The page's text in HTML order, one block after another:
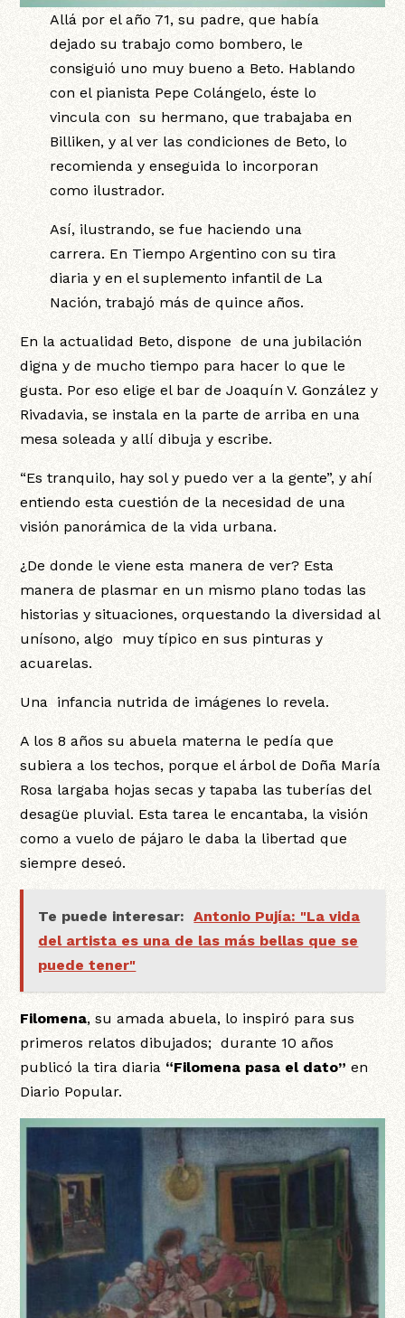
Allá por el año 71, su padre, que había
dejado su trabajo como bombero, le
consiguió uno muy bueno a Beto. Hablando
con el pianista Pepe Colángelo, éste lo
vincula con su hermano, que trabajaba en
Billiken, y al ver las condiciones de Beto, lo
recomienda y enseguida lo incorporan
como ilustrador.
Así, ilustrando, se fue haciendo una
carrera. En Tiempo Argentino con su tira
diaria y en el suplemento infantil de La
Nación, trabajó más de quince años.
En la actualidad Beto, dispone de una jubilación
digna y de mucho tiempo para hacer lo que le
gusta. Por eso elige el bar de Joaquín V. González y
Rivadavia, se instala en la parte de arriba en una
mesa soleada y allí dibuja y escribe.
“Es tranquilo, hay sol y puedo ver a la gente”, y ahí
entiendo esta cuestión de la necesidad de una
visión panorámica de la vida urbana.
¿De donde le viene esta manera de ver? Esta
manera de plasmar en un mismo plano todas las
historias y situaciones, orquestando la diversidad al
unísono, algo muy típico en sus pinturas y
acuarelas.
Una infancia nutrida de imágenes lo revela.
A los 8 años su abuela materna le pedía que
subiera a los techos, porque el árbol de Doña María
Rosa largaba hojas secas y tapaba las tuberías del
desagüe pluvial. Esta tarea le encantaba, la visión
como a vuelo de pájaro le daba la libertad que
siempre deseó.
Te puede interesar:
Antonio Pujía: "La vida
del artista es una de las más bellas que se
puede tener"
Filomena, su amada abuela, lo inspiró para sus
primeros relatos dibujados; durante 10 años
publicó la tira diaria “Filomena pasa el dato” en
Diario Popular.